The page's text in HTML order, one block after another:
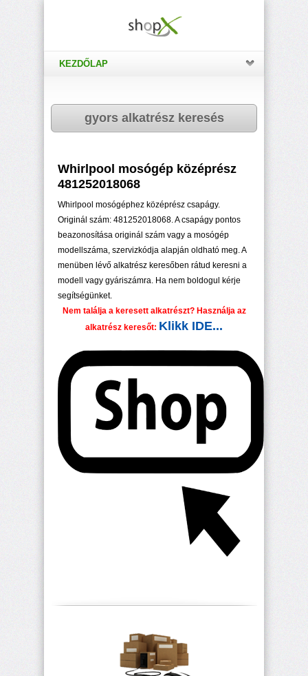
KEZDŐLAP
gyors alkatrész keresés
Whirlpool mosógép középrész
481252018068
Whirlpool mosógéphez középrész csapágy.
Originál szám: 481252018068. A csapágy pontos
beazonosítása originál szám vagy a mosógép
modellszáma, szervizkódja alapján oldható meg. A
menüben lévő alkatrész keresőben rátud keresni a
modell vagy gyáriszámra. Ha nem boldogul kérje
segítségünket.
Nem találja a keresett alkatrészt? Használja az
alkatrész keresőt: Klikk IDE...